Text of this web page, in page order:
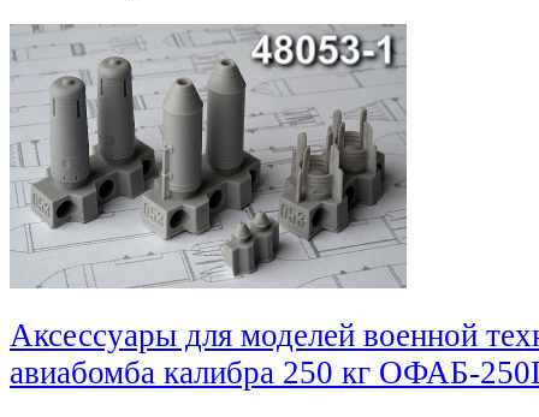
Аксессуары для моделей военной
авиабомба калибра 250 кг ОФАБ-